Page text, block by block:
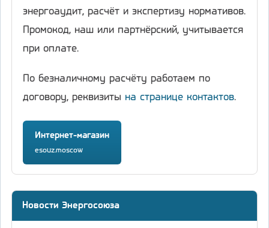
энергоаудит, расчёт и экспертизу нормативов.
Промокод, наш или партнёрский, учитывается
при оплате.
По безналичному расчёту работаем по
договору, реквизиты на странице контактов.
Интернет-магазин
esouz.moscow
Новости Энергосоюза